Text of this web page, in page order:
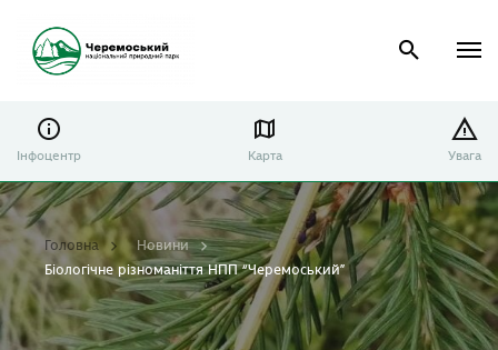
Інфоцентр Карта Увага
Головна
Новини
Біологічне різноманіття НПП “Черемоський”